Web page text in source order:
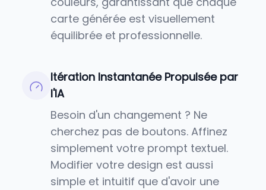
carte générée est visuellement
équilibrée et professionnelle.
Itération Instantanée Propulsée par
l'IA
Besoin d'un changement ? Ne
cherchez pas de boutons. Affinez
simplement votre prompt textuel.
Modifier votre design est aussi
simple et intuitif que d'avoir une